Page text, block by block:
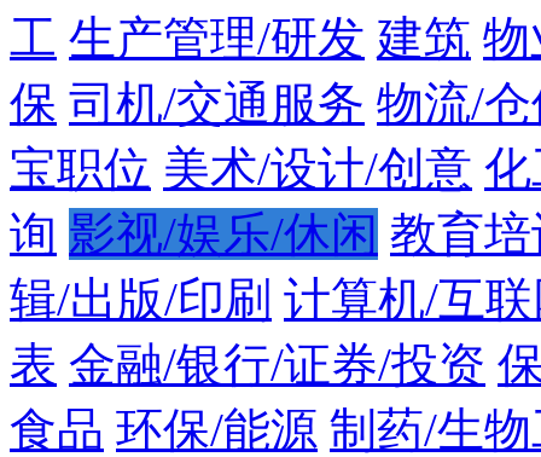
工 生产管理/研发 建筑 物
保 司机/交通服务 物流/
宝职位 美术/设计/创意
询 影视/娱乐/休闲 教育
辑/出版/印刷 计算机/互
表 金融/银行/证券/投资
食品 环保/能源 制药/生